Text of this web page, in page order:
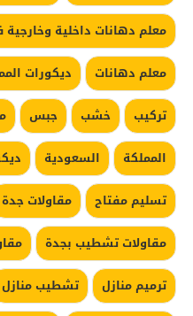
معلم دهانات داخلية
معلم دهانات
ديكورات
تركيب
خشب جبس
المملكة
السعودية
تسليم مفتاح
مقاولات جدة
مقاولات تشطيب بجدة
ترميم منازل
تشطيب منازل